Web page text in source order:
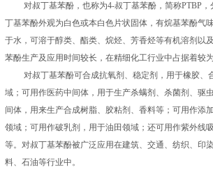
对叔丁基苯酚，也称为4-叔丁基苯酚，简称PTBP，
丁基苯酚外观为白色或本白色片状固体，有烷基苯酚气
于水，可溶于醇类、酯类、烷烃、芳香烃等有机溶剂以
苯酚生产及应用时间较长，在精细化工行业中占据着较为
对叔丁基苯酚可合成抗氧剂、稳定剂，用于橡胶、
域；可用作医药中间体，用于生产杀螨剂、杀菌剂、驱
间体，用来生产合成树脂、胶粘剂、香料等；可用作添
领域；可用作破乳剂，用于油田领域；还可用作紫外线
等。对叔丁基苯酚被广泛应用在建筑、交通、纺织、印
料、石油等行业中。